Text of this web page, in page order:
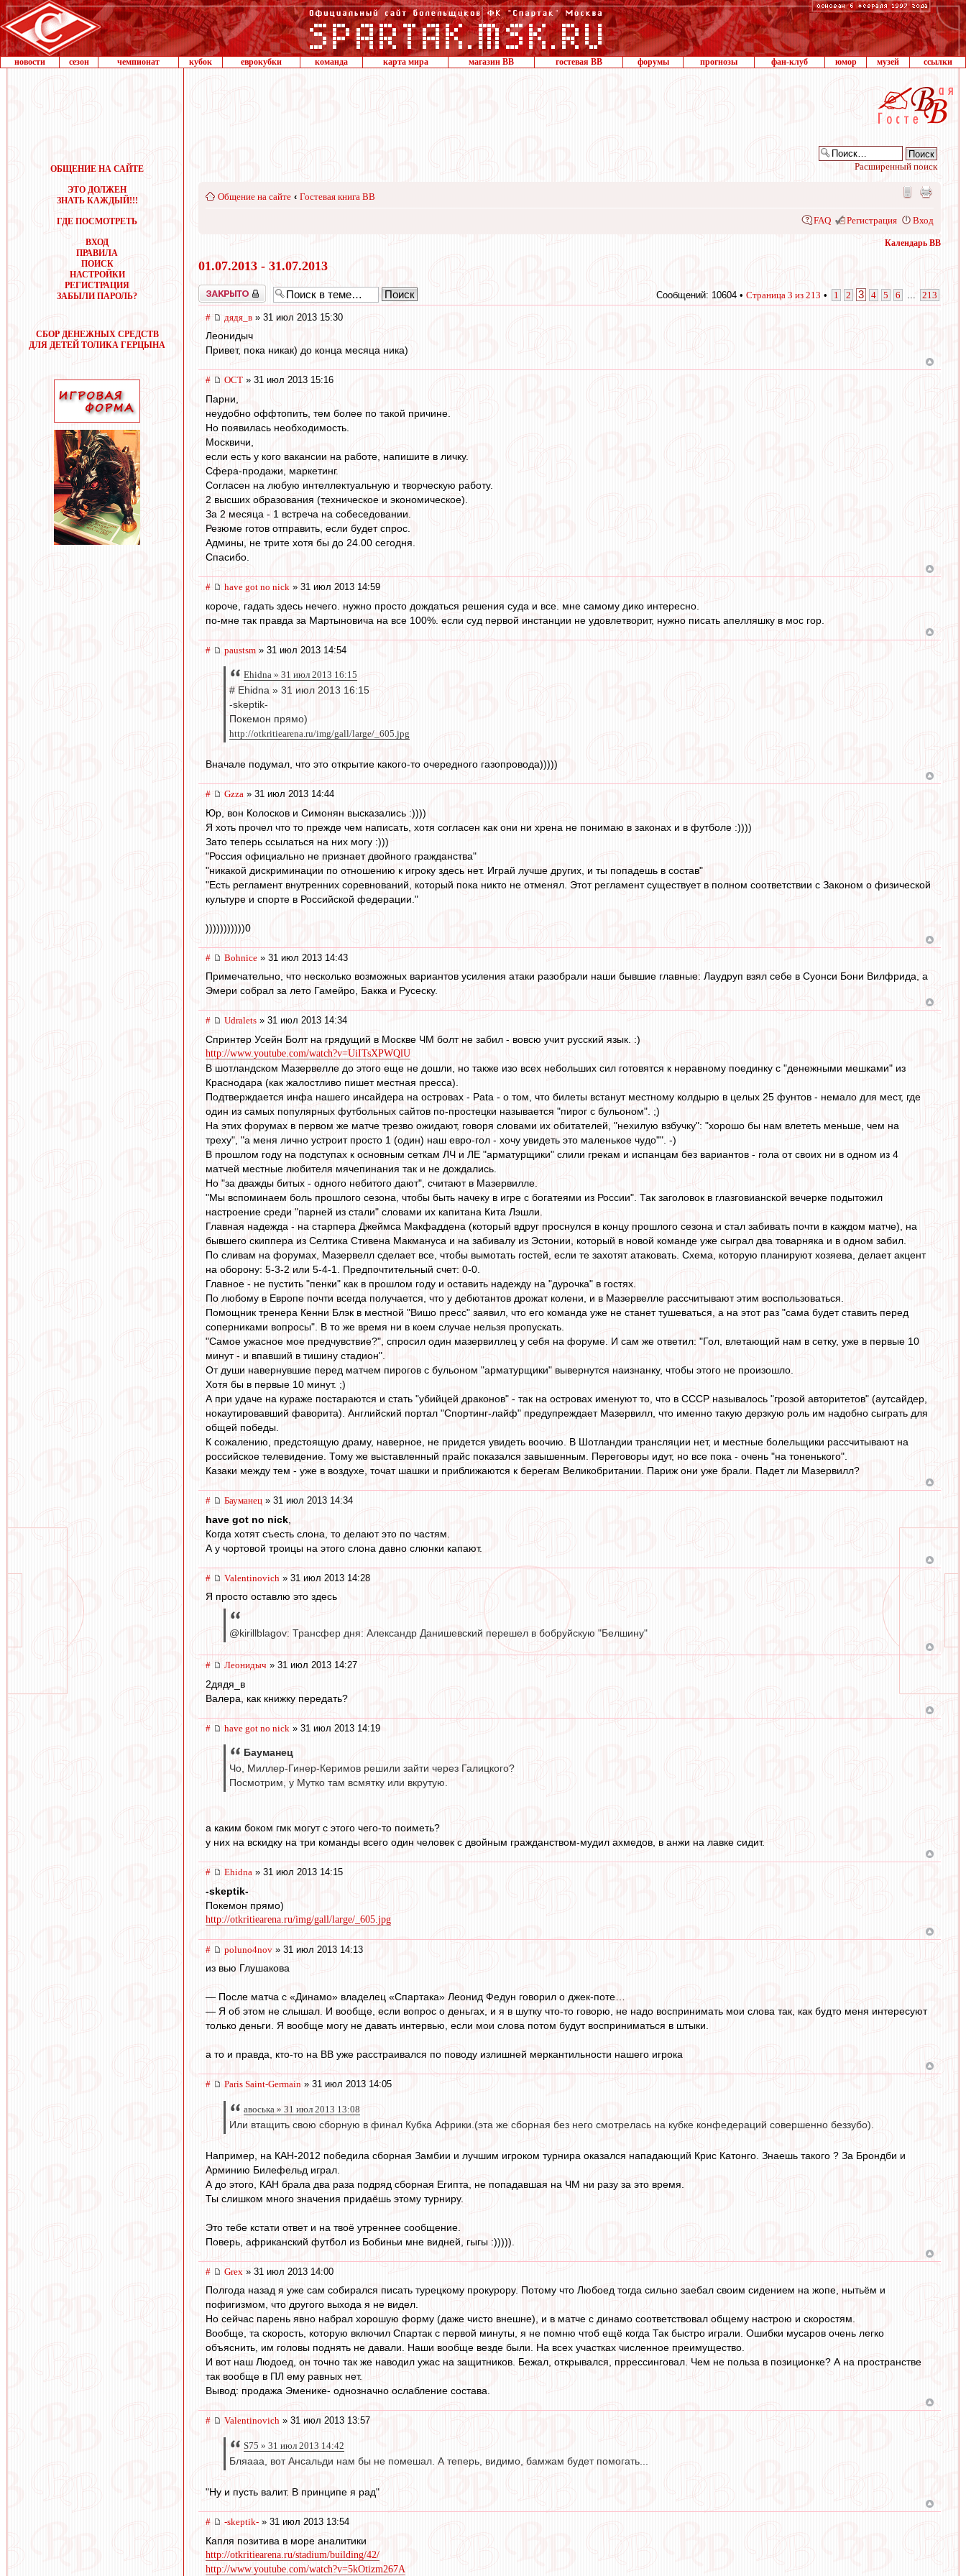
новости сезон чемпионат кубок еврокубки команда карта мира магазин ВВ гостевая ВВ форумы прогнозы фан-клуб юмор музей ссылки
ОБЩЕНИЕ НА САЙТЕ
ЭТО ДОЛЖЕН
ЗНАТЬ КАЖДЫЙ!!!
ГДЕ ПОСМОТРЕТЬ
ВХОД
ПРАВИЛА
ПОИСК
НАСТРОЙКИ
РЕГИСТРАЦИЯ
ЗАБЫЛИ ПАРОЛЬ?
СБОР ДЕНЕЖНЫХ СРЕДСТВ
ДЛЯ ДЕТЕЙ ТОЛИКА ГЕРЦЫНА
Расширенный поиск
Общение на сайте ‹ Гостевая книга ВВ
FAQ Регистрация Вход
Календарь ВВ
01.07.2013 - 31.07.2013
Закрыто Сообщений: 10604 • Страница 3 из 213 • 1 2 3 4 5 6 213
# дядя_в » 31 июл 2013 15:30
Леонидыч
Привет, пока никак) до конца месяца ника)
# ОСТ » 31 июл 2013 15:16
Парни,
неудобно оффтопить, тем более по такой причине.
Но появилась необходимость.
Москвичи,
если есть у кого вакансии на работе, напишите в личку.
Сфера-продажи, маркетинг.
Согласен на любую интеллектуальную и творческую работу.
2 высших образования (техническое и экономическое).
За 2 месяца - 1 встреча на собеседовании.
Резюме готов отправить, если будет спрос.
Админы, не трите хотя бы до 24.00 сегодня.
Спасибо.
# have got no nick » 31 июл 2013 14:59
короче, гадать здесь нечего. нужно просто дождаться решения суда и все. мне самому дико интересно.
по-мне так правда за Мартыновича на все 100%. если суд первой инстанции не удовлетворит, нужно писать апелляшку в мос гор.
# paustsm » 31 июл 2013 14:54
Ehidna » 31 июл 2013 16:15
# Ehidna » 31 июл 2013 16:15
-skeptik-
Покемон прямо)
http://otkritiearena.ru/img/gall/large/_605.jpg
Вначале подумал, что это открытие какого-то очередного газопровода)))))
# Gzza » 31 июл 2013 14:44
Юр, вон Колосков и Симонян высказались :))))
Я хоть прочел что то прежде чем написать, хотя согласен как они ни хрена не понимаю в законах и в футболе :))))
Зато теперь ссылаться на них могу :)))
"Россия официально не признает двойного гражданства"
"никакой дискриминации по отношению к игроку здесь нет. Играй лучше других, и ты попадешь в состав"
"Есть регламент внутренних соревнований, который пока никто не отменял. Этот регламент существует в полном соответствии с Законом о физической
культуре и спорте в Российской федерации."
)))))))))))0
# Bohnice » 31 июл 2013 14:43
Примечательно, что несколько возможных вариантов усиления атаки разобрали наши бывшие главные: Лаудруп взял себе в Суонси Бони Вилфрида, а
Эмери собрал за лето Гамейро, Бакка и Русеску.
# Udralets » 31 июл 2013 14:34
Спринтер Усейн Болт на грядущий в Москве ЧМ болт не забил - вовсю учит русский язык. :)
http://www.youtube.com/watch?v=UiITsXPWQlU
В шотландском Мазервелле до этого еще не дошли, но также изо всех небольших сил готовятся к неравному поединку с "денежными мешками" из
Краснодара (как жалостливо пишет местная пресса).
Подтверждается инфа нашего инсайдера на островах - Pata - о том, что билеты встанут местному колдырю в целых 25 фунтов - немало для мест, где
один из самых популярных футбольных сайтов по-простецки называется "пирог с бульоном". ;)
На этих форумах в первом же матче трезво ожидают, говоря словами их обитателей, "нехилую взбучку": "хорошо бы нам влететь меньше, чем на
треху", "а меня лично устроит просто 1 (один) наш евро-гол - хочу увидеть это маленькое чудо"". -)
В прошлом году на подступах к основным сеткам ЛЧ и ЛЕ "арматурщики" слили грекам и испанцам без вариантов - гола от своих ни в одном из 4
матчей местные любителя мячепинания так и не дождались.
Но "за дважды битых - одного небитого дают", считают в Мазервилле.
"Мы вспоминаем боль прошлого сезона, чтобы быть начеку в игре с богатеями из России". Так заголовок в глазговианской вечерке подытожил
настроение среди "парней из стали" словами их капитана Кита Лэшли.
Главная надежда - на старпера Джеймса Макфаддена (который вдруг проснулся в концу прошлого сезона и стал забивать почти в каждом матче), на
бывшего скиппера из Селтика Стивена Макмануса и на забивалу из Эстонии, который в новой команде уже сыграл два товарняка и в одном забил.
По сливам на форумах, Мазервелл сделает все, чтобы вымотать гостей, если те захотят атаковать. Схема, которую планируют хозяева, делает акцент
на оборону: 5-3-2 или 5-4-1. Предпочтительный счет: 0-0.
Главное - не пустить "пенки" как в прошлом году и оставить надежду на "дурочка" в гостях.
По любому в Европе почти всегда получается, что у дебютантов дрожат колени, и в Мазервелле рассчитывают этим воспользоваться.
Помощник тренера Кенни Блэк в местной "Вишо пресс" заявил, что его команда уже не станет тушеваться, а на этот раз "сама будет ставить перед
соперниками вопросы". В то же время ни в коем случае нельзя пропускать.
"Самое ужасное мое предчувствие?", спросил один мазервиллец у себя на форуме. И сам же ответил: "Гол, влетающий нам в сетку, уже в первые 10
минут - и впавший в тишину стадион".
От души навернувшие перед матчем пирогов с бульоном "арматурщики" вывернутся наизнанку, чтобы этого не произошло.
Хотя бы в первые 10 минут. ;)
А при удаче на кураже постараются и стать "убийцей драконов" - так на островах именуют то, что в СССР называлось "грозой авторитетов" (аутсайдер,
нокаутировавший фаворита). Английский портал "Спортинг-лайф" предупреждает Мазервилл, что именно такую дерзкую роль им надобно сыграть для
общей победы.
К сожалению, предстоящую драму, наверное, не придется увидеть воочию. В Шотландии трансляции нет, и местные болельщики рассчитывают на
российское телевидение. Тому же выставленный прайс показался завышенным. Переговоры идут, но все пока - очень "на тоненького".
Казаки между тем - уже в воздухе, точат шашки и приближаются к берегам Великобритании. Париж они уже брали. Падет ли Мазервилл?
# Бауманец » 31 июл 2013 14:34
have got no nick
Когда хотят съесть слона, то делают это по частям.
А у чортовой троицы на этого слона давно слюнки капают.
# Valentinovich » 31 июл 2013 14:28
Я просто оставлю это здесь
@kirillblagov: Трансфер дня: Александр Данишевский перешел в бобруйскую "Белшину"
# Леонидыч » 31 июл 2013 14:27
2дядя_в
Валера, как книжку передать?
# have got no nick » 31 июл 2013 14:19
Бауманец
Чо, Миллер-Гинер-Керимов решили зайти через Галицкого?
Посмотрим, у Мутко там всмятку или вкрутую.
а каким боком гмк могут с этого чего-то поиметь?
у них на вскидку на три команды всего один человек с двойным гражданством-мудил ахмедов, в анжи на лавке сидит.
# Ehidna » 31 июл 2013 14:15
-skeptik-
Покемон прямо)
http://otkritiearena.ru/img/gall/large/_605.jpg
# poluno4nov » 31 июл 2013 14:13
из вью Глушакова
— После матча с «Динамо» владелец «Спартака» Леонид Федун говорил о джек-поте…
— Я об этом не слышал. И вообще, если вопрос о деньгах, и я в шутку что-то говорю, не надо воспринимать мои слова так, как будто меня интересуют
только деньги. Я вообще могу не давать интервью, если мои слова потом будут восприниматься в штыки.
а то и правда, кто-то на ВВ уже расстраивался по поводу излишней меркантильности нашего игрока
# Paris Saint-Germain » 31 июл 2013 14:05
авоська » 31 июл 2013 13:08
Или втащить свою сборную в финал Кубка Африки.(эта же сборная без него смотрелась на кубке конфедераций совершенно беззубо).
Например, на КАН-2012 победила сборная Замбии и лучшим игроком турнира оказался нападающий Крис Катонго. Знаешь такого ? За Брондби и
Арминию Билефельд играл.
А до этого, КАН брала два раза подряд сборная Египта, не попадавшая на ЧМ ни разу за это время.
Ты слишком много значения придаёшь этому турниру.
Это тебе кстати ответ и на твоё утреннее сообщение.
Поверь, африканский футбол из Бобиньи мне видней, гыгы :))))).
# Grex » 31 июл 2013 14:00
Полгода назад я уже сам собирался писать турецкому прокурору. Потому что Любоед тогда сильно заебал своим сидением на жопе, нытьём и
пофигизмом, что другого выхода я не видел.
Но сейчас парень явно набрал хорошую форму (даже чисто внешне), и в матче с динамо соответствовал общему настрою и скоростям.
Вообще, та скорость, которую включил Спартак с первой минуты, я не помню чтоб ещё когда Так быстро играли. Ошибки мусаров очень легко
объяснить, им головы поднять не давали. Наши вообще везде были. На всех участках численное преимущество.
И вот наш Людоед, он точно так же наводил ужас на защитников. Бежал, открывался, пррессинговал. Чем не польза в позиционке? А на пространстве
так вообще в ПЛ ему равных нет.
Вывод: продажа Эменике- однозначно ослабление состава.
# Valentinovich » 31 июл 2013 13:57
S75 » 31 июл 2013 14:42
Бляааа, вот Ансальди нам бы не помешал. А теперь, видимо, бамжам будет помогать...
"Ну и пусть валит. В принципе я рад"
# -skeptik- » 31 июл 2013 13:54
Капля позитива в море аналитики
http://otkritiearena.ru/stadium/building/42/
http://www.youtube.com/watch?v=5kOtizm267A